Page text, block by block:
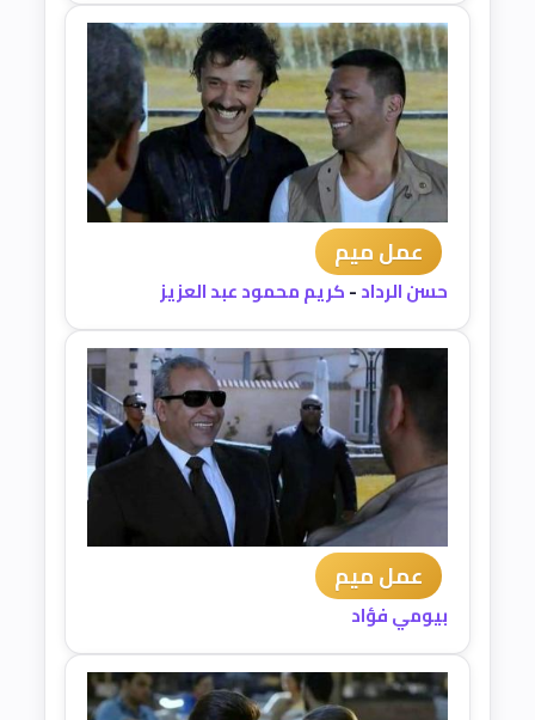
عمل ميم
حسن الرداد-كريم محمود عبد العزيز
عمل ميم
بيومي فؤاد